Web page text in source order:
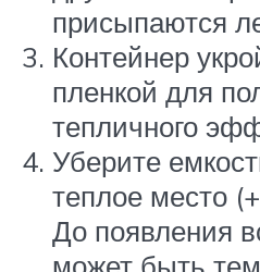
присыпаются
Контейнер
пленкой для
тепличного
Уберите
теплое место
До появления